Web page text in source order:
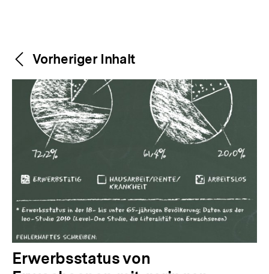
Weitere
Inhalte
Content-
Navigation
Vorheriger Inhalt
V
Erwerbsstatus von